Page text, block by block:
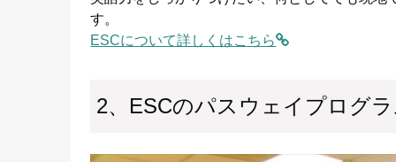
す。
ESCについて詳しくはこちら
2、ESCのパスウェイプログ